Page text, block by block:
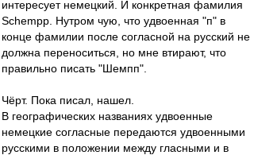
интересует немецкий. И конкретная фамилия
Schempp. Нутром чую, что удвоенная "п" в
конце фамилии после согласной на русский не
должна переноситься, но мне втирают, что
правильно писать "Шемпп".
Чёрт. Пока писал, нашел.
В географических названиях удвоенные
немецкие согласные передаются удвоенными
русскими в положении между гласными и в